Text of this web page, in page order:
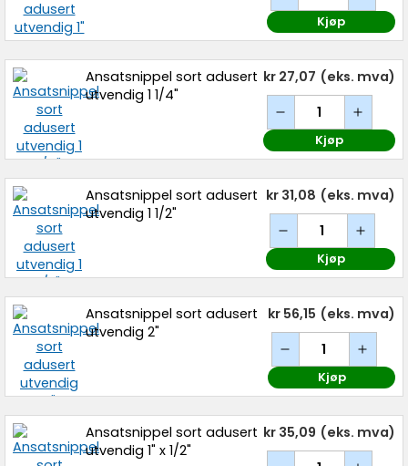
Kjøp
Ansatsnippel sort adusert
utvendig 1 1/4"
kr 27,07 (eks. mva)
Kjøp
Ansatsnippel sort adusert
utvendig 1 1/2"
kr 31,08 (eks. mva)
Kjøp
Ansatsnippel sort adusert
utvendig 2"
kr 56,15 (eks. mva)
Kjøp
Ansatsnippel sort adusert
utvendig 1" x 1/2"
kr 35,09 (eks. mva)